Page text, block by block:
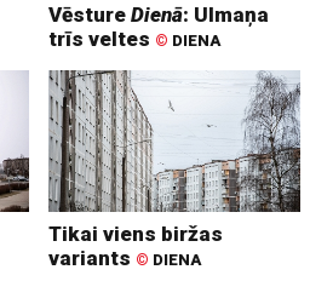
VēstureDienā: Ulmaņa
trīs veltes © DIENA
Tikai viens biržas
variants © DIENA